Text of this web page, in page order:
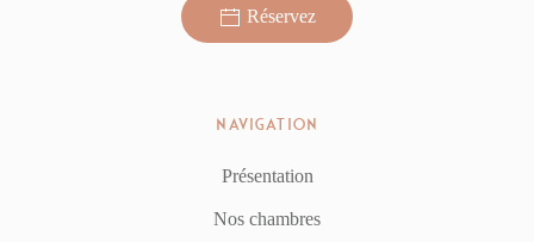
Réservez
NAVIGATION
Présentation
Nos chambres